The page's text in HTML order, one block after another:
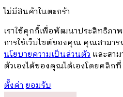
ไม่มีสินค้าในตะกร้า
เราใช้คุกกี้เพื่อพัฒนาประสิทธิภ
การใช้เว็บไซต์ของคุณ คุณสามาร
นโยบายความเป็นส่วนตัวและสา
ตัวเองได้ของคุณได้เองโดยคลิกที่
ตั้งค่ายอมรับ